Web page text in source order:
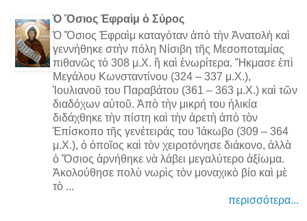
Ὁ Ὅσιος Ἐφραὶμ ὁ Σύρος
Ὁ Ὅσιος Ἐφραὶμ καταγόταν ἀπὸ τὴν Ἀνατολὴ καὶ
γεννήθηκε στὴν πόλη Νίσιβη τῆς Μεσοποταμίας
πιθανῶς τὸ 308 μ.Χ. ἢ καὶ ἐνωρίτερα. Ἤκμασε ἐπὶ
Μεγάλου Κωνσταντίνου (324 – 337 μ.Χ.),
Ἰουλιανοῦ του Παραβάτου (361 – 363 μ.Χ.) καὶ τῶν
διαδόχων αὐτοῦ. Ἀπὸ τὴν μικρή του ἡλικία
διδάχθηκε τὴν πίστη καὶ τὴν ἀρετὴ ἀπὸ τὸν
Ἐπίσκοπο τῆς γενέτειράς του Ἰάκωβο (309 – 364
μ.Χ.), ὁ ὁποῖος καὶ τὸν χειροτόνησε διάκονο, ἀλλὰ
ὁ Ὅσιος ἀρνήθηκε νὰ λάβει μεγαλύτερο ἀξίωμα.
Ἀκολούθησε πολὺ νωρὶς τὸν μοναχικὸ βίο καὶ μὲ
τὸ ...
περισσότερα...